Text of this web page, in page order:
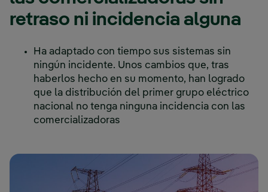
retraso ni incidencia alguna
Ha adaptado con tiempo sus sistemas sin
ningún incidente. Unos cambios que, tras
haberlos hecho en su momento, han logrado
que la distribución del primer grupo eléctrico
nacional no tenga ninguna incidencia con las
comercializadoras